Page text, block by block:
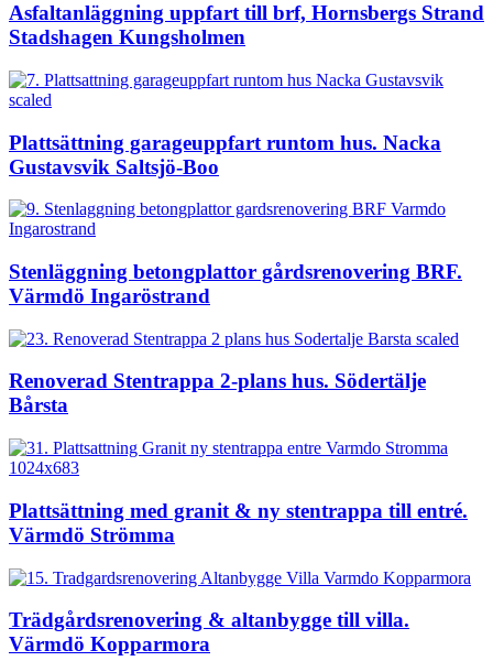
Asfaltanläggning uppfart till brf, Hornsbergs Strand
Stadshagen Kungsholmen
Plattsättning garageuppfart runtom hus. Nacka
Gustavsvik Saltsjö-Boo
Stenläggning betongplattor gårdsrenovering BRF.
Värmdö Ingaröstrand
Renoverad Stentrappa 2-plans hus. Södertälje
Bårsta
Plattsättning med granit & ny stentrappa till entré.
Värmdö Strömma
Trädgårdsrenovering & altanbygge till villa.
Värmdö Kopparmora